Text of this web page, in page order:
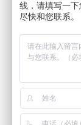
线，请填写一
尽快和您联系。